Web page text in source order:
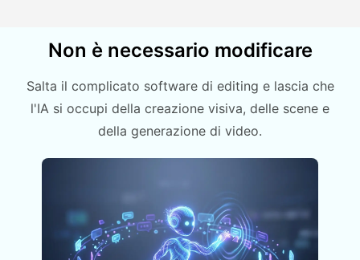
Non è necessario modificare
Salta il complicato software di editing e lascia che
l'IA si occupi della creazione visiva, delle scene e
della generazione di video.